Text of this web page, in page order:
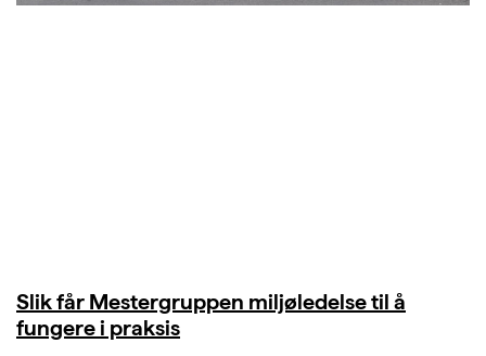
Slik får Mestergruppen miljøledelse til å
fungere i praksis